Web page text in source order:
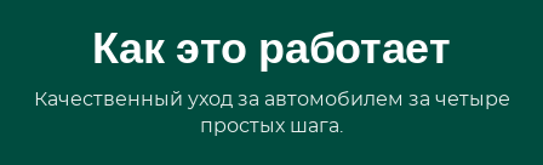
Как это работает
Качественный уход за автомобилем за четыре
простых шага.